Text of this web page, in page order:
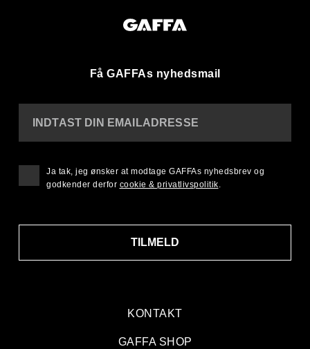
Få GAFFAs nyhedsmail
KONTAKT
GAFFA SHOP
INDTAST DIN EMAILADRESSE
TILMELD
Ja tak, jeg ønsker at modtage GAFFAs nyhedsbrev og
godkender derfor cookie & privatlivspolitik.